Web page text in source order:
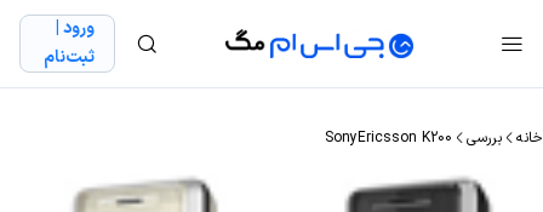
ورود |
ثبت‌نام
خانه بررسی SonyEricsson K200